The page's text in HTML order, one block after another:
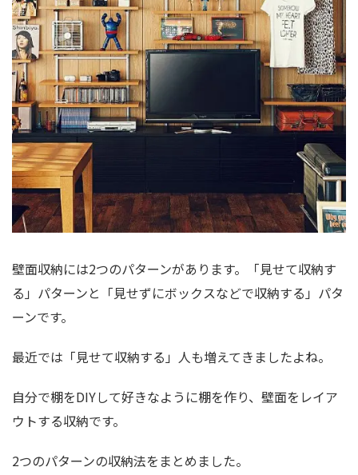
壁面収納には2つのパターンがあります。「見せて収納す
る」パターンと「見せずにボックスなどで収納する」パタ
ーンです。
最近では「見せて収納する」人も増えてきましたよね。
自分で棚をDIYして好きなように棚を作り、壁面をレイア
ウトする収納です。
2つのパターンの収納法をまとめました。